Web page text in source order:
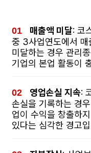
매출액 미달: 코
중 3사업연도에서
미달하는 경우 관리
기업의 본업 활동이
영업손실 지속:
손실을 기록하는 경
업이 수익을 창출하
있다는 심각한 경고